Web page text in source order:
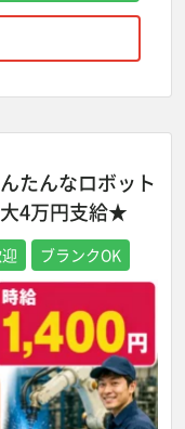
んなロボット
4万円支給★
ブランクOK